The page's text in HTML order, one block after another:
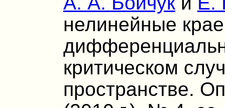
нелинейные
критическом
пространстве.